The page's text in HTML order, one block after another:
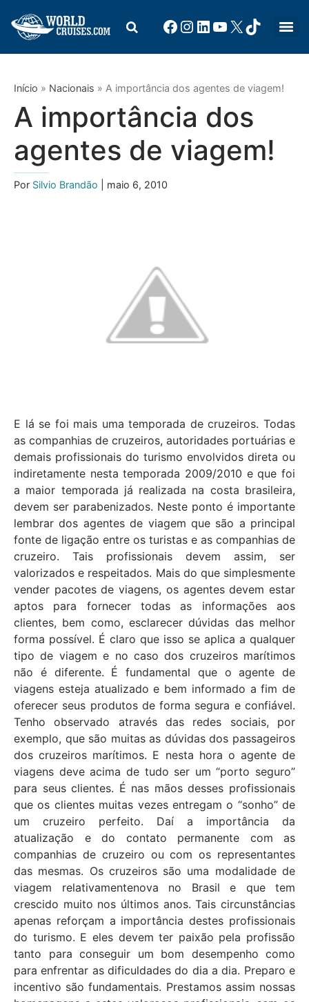
Início » Nacionais » A importância dos agentes de viagem!
A importância dos
agentes de viagem!
Por Silvio Brandão | maio 6, 2010
E lá se foi mais uma temporada de cruzeiros. Todas
as companhias de cruzeiros, autoridades portuárias e
demais profissionais do turismo envolvidos direta ou
indiretamente nesta temporada 2009/2010 e que foi
a maior temporada já realizada na costa brasileira,
devem ser parabenizados. Neste ponto é importante
lembrar dos agentes de viagem que são a principal
fonte de ligação entre os turistas e as companhias de
cruzeiro. Tais profissionais devem assim, ser
valorizados e respeitados. Mais do que simplesmente
vender pacotes de viagens, os agentes devem estar
aptos para fornecer todas as informações aos
clientes, bem como, esclarecer dúvidas das melhor
forma possível. É claro que isso se aplica a qualquer
tipo de viagem e no caso dos cruzeiros marítimos
não é diferente. É fundamental que o agente de
viagens esteja atualizado e bem informado a fim de
oferecer seus produtos de forma segura e confiável.
Tenho observado através das redes sociais, por
exemplo, que são muitas as dúvidas dos passageiros
dos cruzeiros marítimos. E nesta hora o agente de
viagens deve acima de tudo ser um “porto seguro”
para seus clientes. É nas mãos desses profissionais
que os clientes muitas vezes entregam o “sonho” de
um cruzeiro perfeito. Daí a importância da
atualização e do contato permanente com as
companhias de cruzeiro ou com os representantes
das mesmas. Os cruzeiros são uma modalidade de
viagem relativamentenova no Brasil e que tem
crescido muito nos últimos anos. Tais circunstâncias
apenas reforçam a importância destes profissionais
do turismo. E eles devem ter paixão pela profissão
tanto para conseguir um bom desempenho como
para enfrentar as dificuldades do dia a dia. Preparo e
incentivo são fundamentais. Prestamos assim nossas